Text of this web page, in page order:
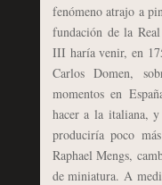
fenómeno atrajo a
fundación de la
III haría venir, en
Carlos Domen,
momentos en
hacer a la italiana,
produciría poco
Raphael Mengs,
de miniatura. A